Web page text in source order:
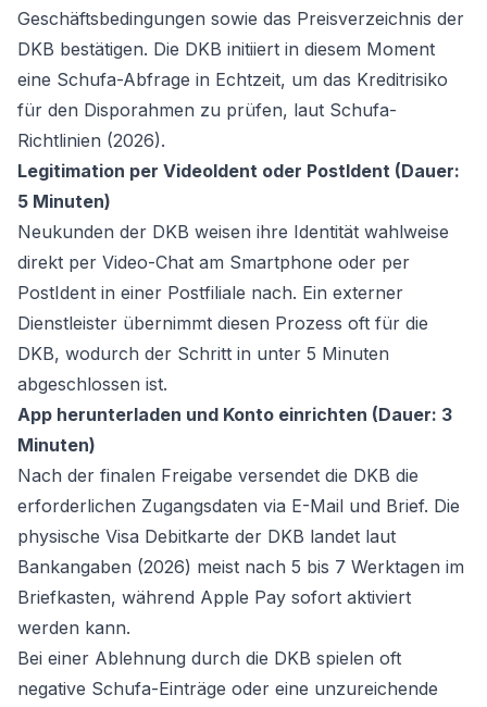
Geschäftsbedingungen sowie das Preisverzeichnis der
DKB bestätigen. Die DKB initiiert in diesem Moment
eine Schufa-Abfrage in Echtzeit, um das Kreditrisiko
für den Disporahmen zu prüfen, laut Schufa-
Richtlinien (2026).
Legitimation per VideoIdent oder PostIdent (Dauer:
5 Minuten)
Neukunden der DKB weisen ihre Identität wahlweise
direkt per Video-Chat am Smartphone oder per
PostIdent in einer Postfiliale nach. Ein externer
Dienstleister übernimmt diesen Prozess oft für die
DKB, wodurch der Schritt in unter 5 Minuten
abgeschlossen ist.
App herunterladen und Konto einrichten (Dauer: 3
Minuten)
Nach der finalen Freigabe versendet die DKB die
erforderlichen Zugangsdaten via E-Mail und Brief. Die
physische Visa Debitkarte der DKB landet laut
Bankangaben (2026) meist nach 5 bis 7 Werktagen im
Briefkasten, während Apple Pay sofort aktiviert
werden kann.
Bei einer Ablehnung durch die DKB spielen oft
negative Schufa-Einträge oder eine unzureichende